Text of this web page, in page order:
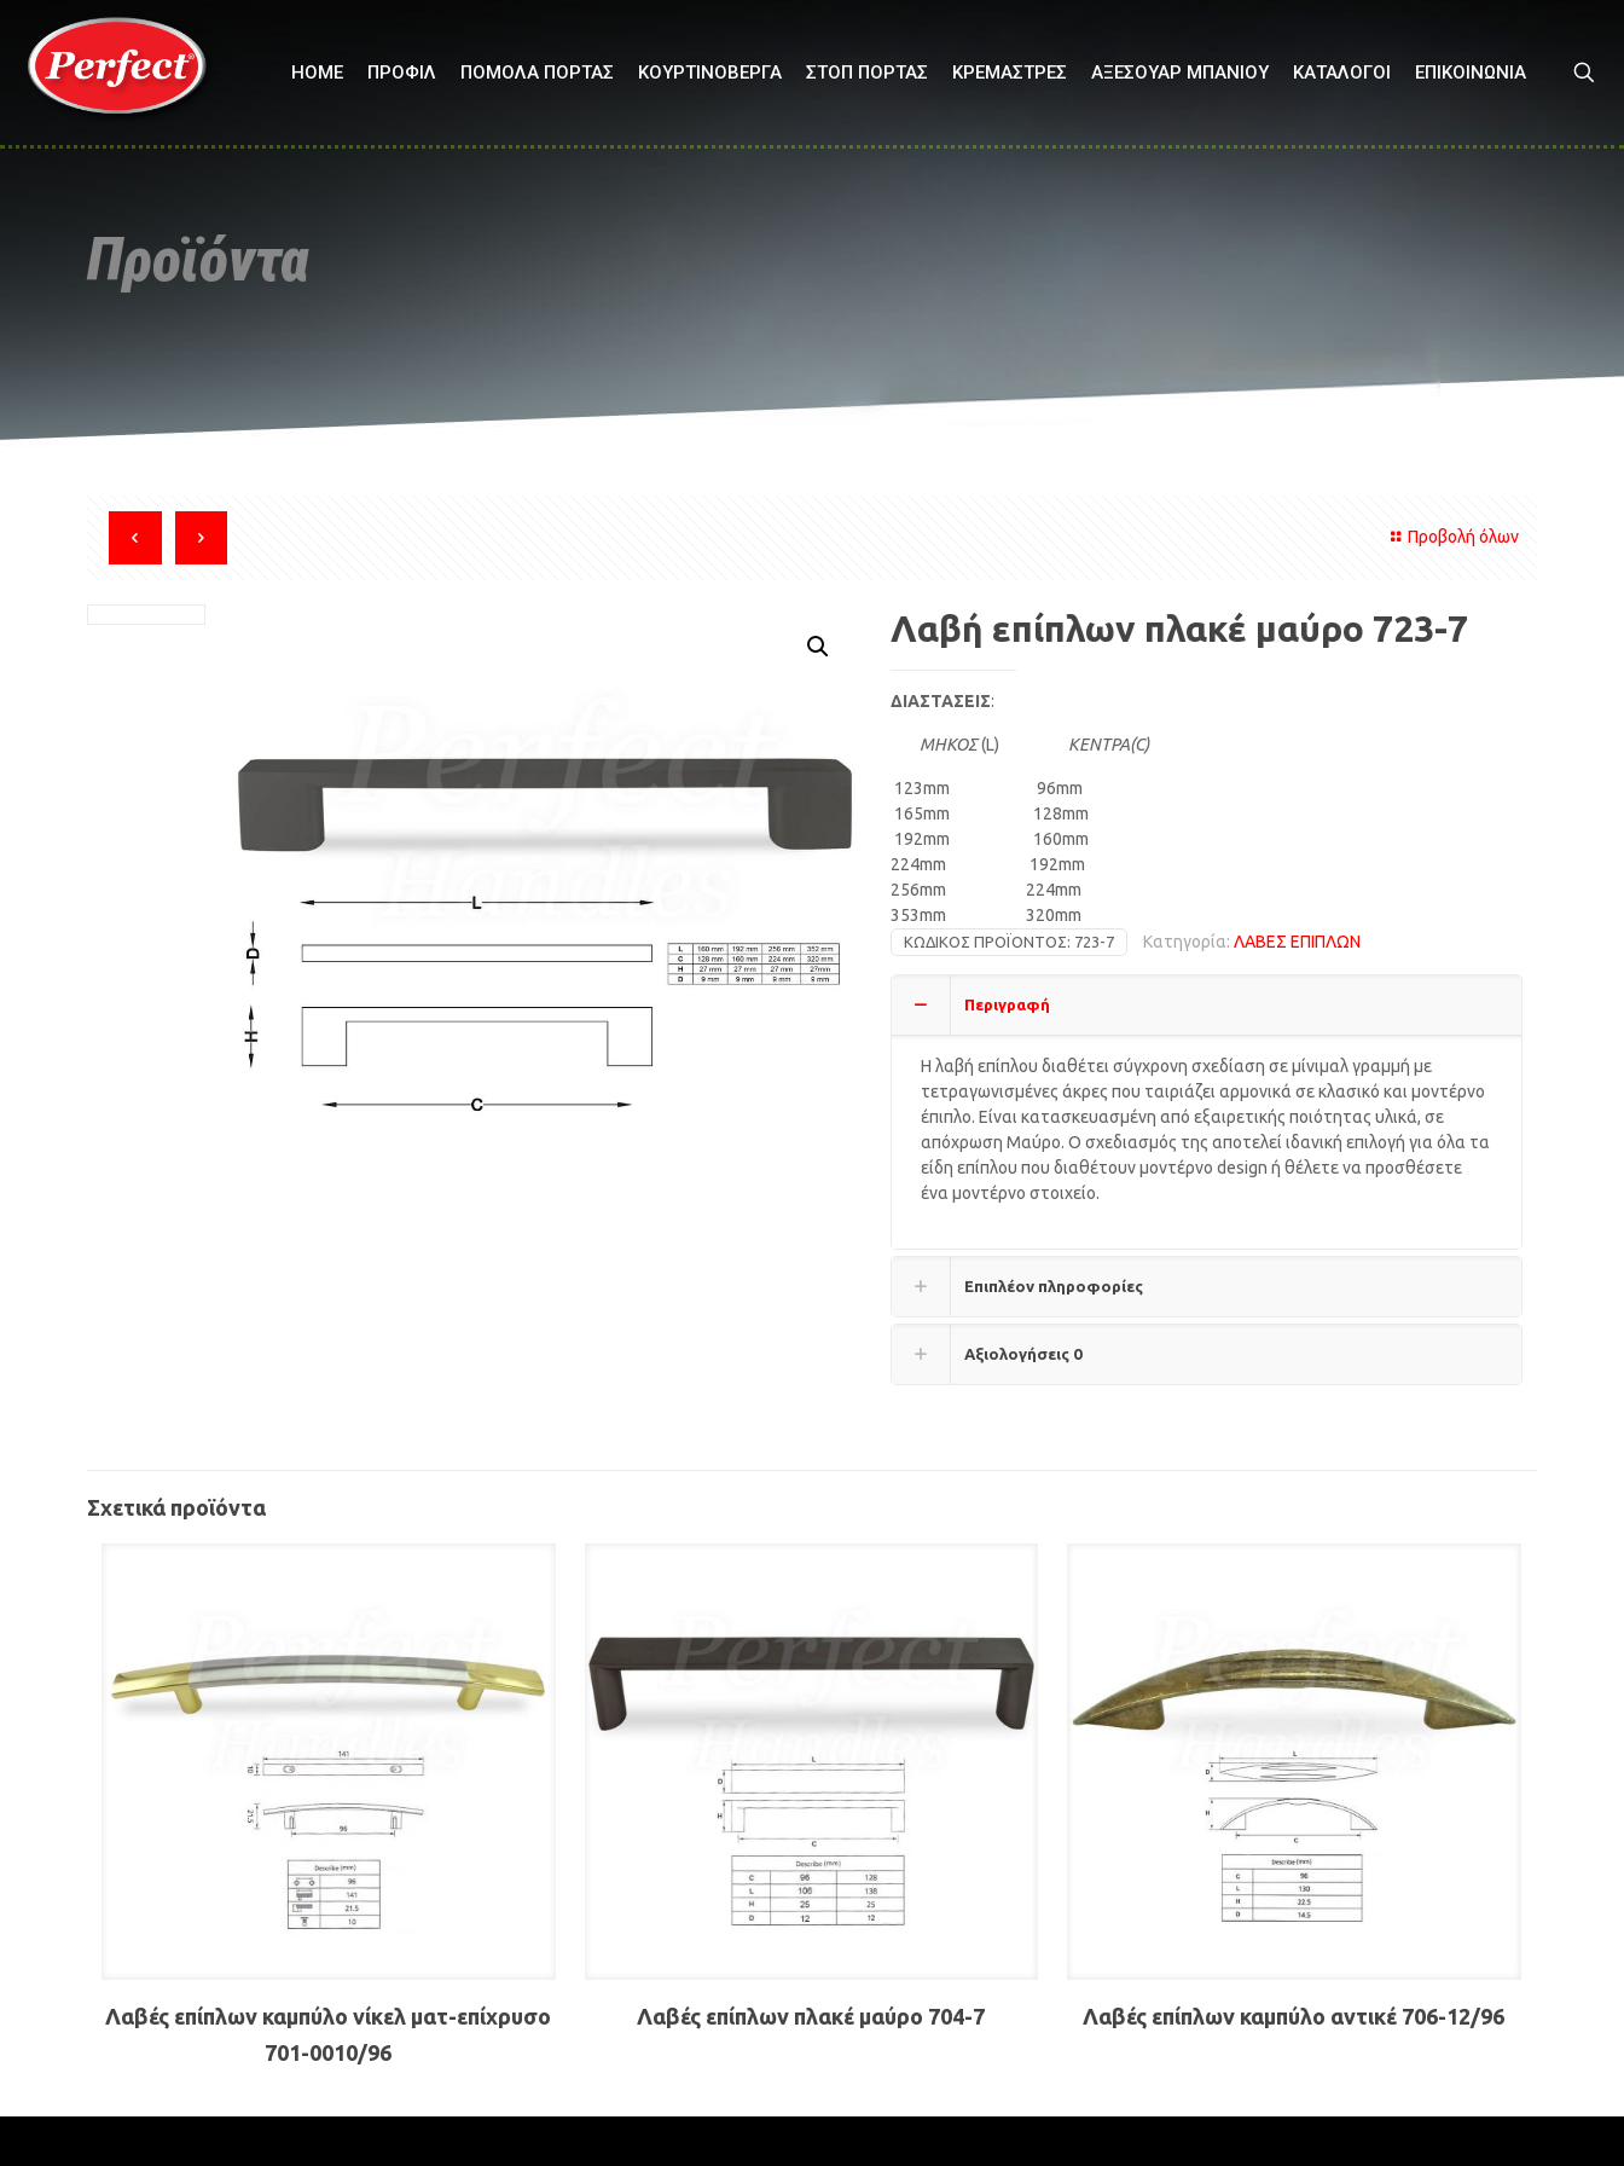
HOME ΠΡΟΦΙΛ ΠΟΜΟΛΑ ΠΟΡΤΑΣ ΚΟΥΡΤΙΝΟΒΕΡΓΑ ΣΤΟΠ ΠΟΡΤΑΣ ΚΡΕΜΑΣΤΡΕΣ ΑΞΕΣΟΥΑΡ ΜΠΑΝΙΟΥ ΚΑΤΑΛΟΓΟΙ ΕΠΙΚΟΙΝΩΝΙΑ
Προϊόντα
Προβολή όλων
Λαβή επίπλων πλακέ μαύρο 723-7
ΔΙΑΣΤΑΣΕΙΣ:
ΜΗΚΟΣ(L) ΚΕΝΤΡΑ(C)
123mm 96mm
165mm 128mm
192mm 160mm
224mm 192mm
256mm 224mm
353mm 320mm
ΚΩΔΙΚΌΣ ΠΡΟΪΌΝΤΟΣ: 723-7 Κατηγορία: ΛΑΒΕΣ ΕΠΙΠΛΩΝ
Περιγραφή
Η λαβή επίπλου διαθέτει σύγχρονη σχεδίαση σε μίνιμαλ γραμμή με
τετραγωνισμένες άκρες που ταιριάζει αρμονικά σε κλασικό και μοντέρνο
έπιπλο. Είναι κατασκευασμένη από εξαιρετικής ποιότητας υλικά, σε
απόχρωση Μαύρο. Ο σχεδιασμός της αποτελεί ιδανική επιλογή για όλα τα
είδη επίπλου που διαθέτουν μοντέρνο design ή θέλετε να προσθέσετε
ένα μοντέρνο στοιχείο.
Επιπλέον πληροφορίες
Αξιολογήσεις 0
Σχετικά προϊόντα
Λαβές επίπλων καμπύλο νίκελ ματ-επίχρυσο
701-0010/96
Λαβές επίπλων πλακέ μαύρο 704-7 Λαβές επίπλων καμπύλο αντικέ 706-12/96